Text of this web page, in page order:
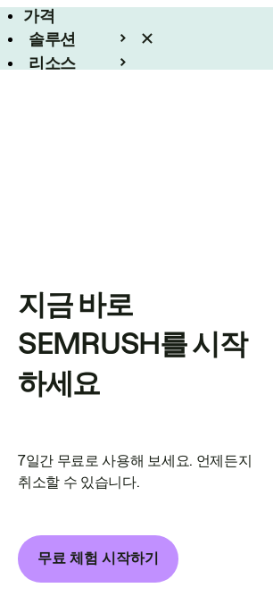
가격
솔루션
리소스
지금 바로
SEMRUSH를 시작
하세요
7일간 무료로 사용해 보세요. 언제든지
취소할 수 있습니다.
무료 체험 시작하기